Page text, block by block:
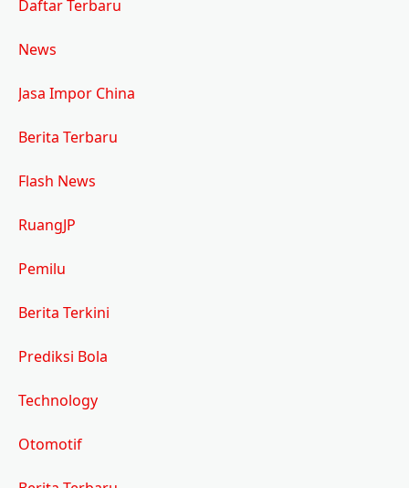
Daftar Terbaru
News
Jasa Impor China
Berita Terbaru
Flash News
RuangJP
Pemilu
Berita Terkini
Prediksi Bola
Technology
Otomotif